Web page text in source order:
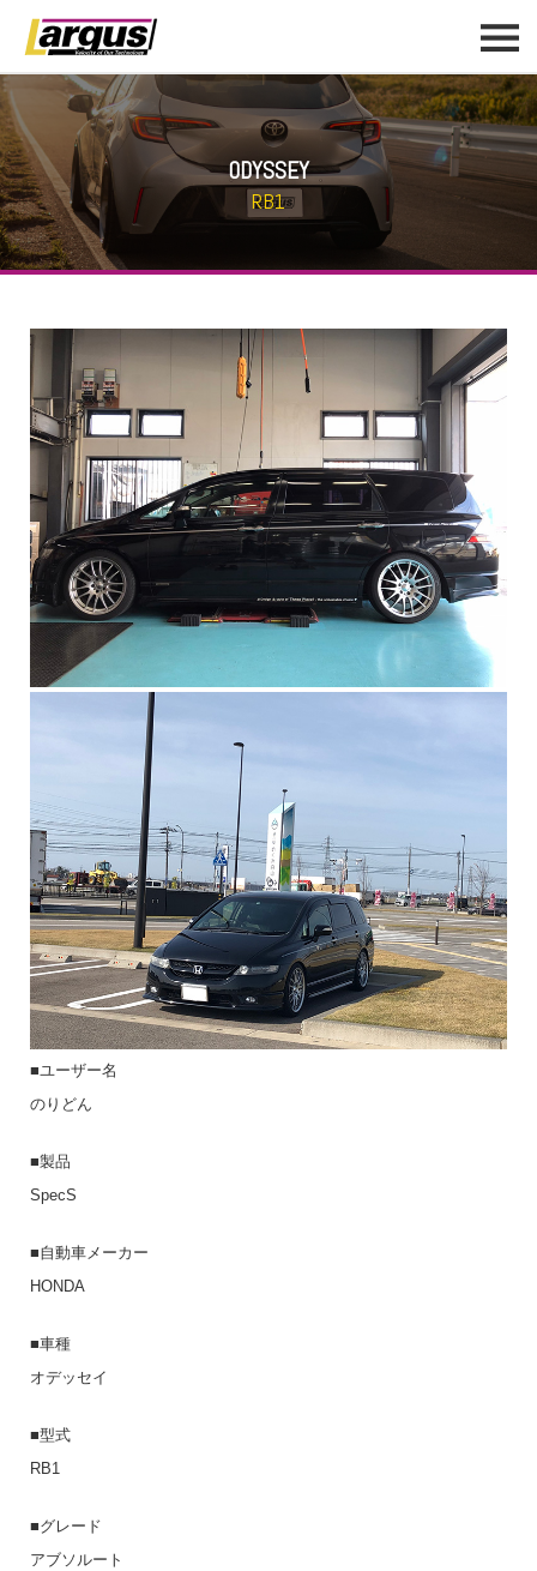
ODYSSEY
RB1
■ユーザー名
のりどん
■製品
SpecS
■自動車メーカー
HONDA
■車種
オデッセイ
■型式
RB1
■グレード
アブソルート